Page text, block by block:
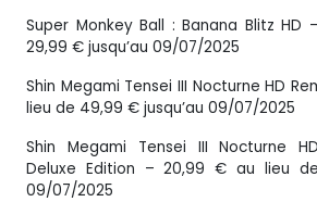
Super Monkey Ball : Banana Blitz
29,99 € jusqu’au 09/07/2025
Shin Megami Tensei III Nocturne HD
lieu de 49,99 € jusqu’au 09/07/2025
Shin Megami Tensei III Nocturne
Deluxe Edition – 20,99 € au lieu
09/07/2025